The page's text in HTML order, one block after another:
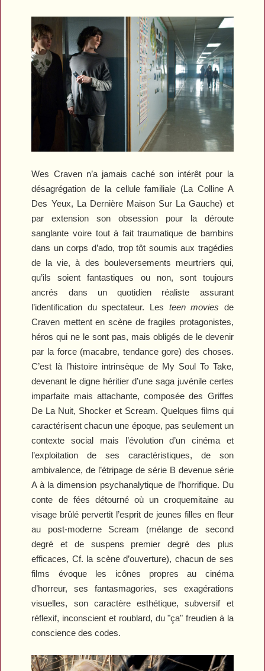
Wes Craven n’a jamais caché son intérêt pour la
désagrégation de la cellule familiale (La Colline A
Des Yeux, La Dernière Maison Sur La Gauche) et
par extension son obsession pour la déroute
sanglante voire tout à fait traumatique de bambins
dans un corps d’ado, trop tôt soumis aux tragédies
de la vie, à des bouleversements meurtriers qui,
qu’ils soient fantastiques ou non, sont toujours
ancrés dans un quotidien réaliste assurant
l’identification du spectateur. Les teen movies de
Craven mettent en scène de fragiles protagonistes,
héros qui ne le sont pas, mais obligés de le devenir
par la force (macabre, tendance gore) des choses.
C’est là l’histoire intrinsèque de My Soul To Take,
devenant le digne héritier d’une saga juvénile certes
imparfaite mais attachante, composée des Griffes
De La Nuit, Shocker et Scream. Quelques films qui
caractérisent chacun une époque, pas seulement un
contexte social mais l’évolution d’un cinéma et
l’exploitation de ses caractéristiques, de son
ambivalence, de l’étripage de série B devenue série
A à la dimension psychanalytique de l’horrifique. Du
conte de fées détourné où un croquemitaine au
visage brûlé pervertit l’esprit de jeunes filles en fleur
au post-moderne Scream (mélange de second
degré et de suspens premier degré des plus
efficaces, Cf. la scène d’ouverture), chacun de ses
films évoque les icônes propres au cinéma
d’horreur, ses fantasmagories, ses exagérations
visuelles, son caractère esthétique, subversif et
réflexif, inconscient et roublard, du "ça" freudien à la
conscience des codes.